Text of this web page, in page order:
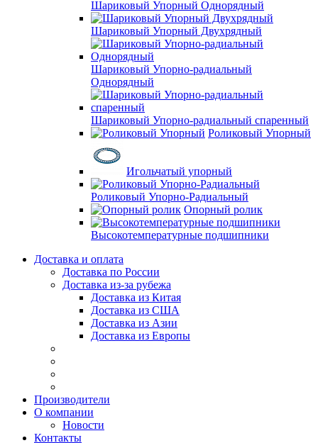
Шариковый Упорный Однорядный
Шариковый Упорный Двухрядный
Шариковый Упорно-радиальный
Однорядный
Шариковый Упорно-радиальный спаренный
Роликовый Упорный
Игольчатый упорный
Роликовый Упорно-Радиальный
Опорный ролик
Высокотемпературные подшипники
Доставка и оплата
Доставка по России
Доставка из-за рубежа
Доставка из Китая
Доставка из США
Доставка из Азии
Доставка из Европы
Производители
О компании
Новости
Контакты